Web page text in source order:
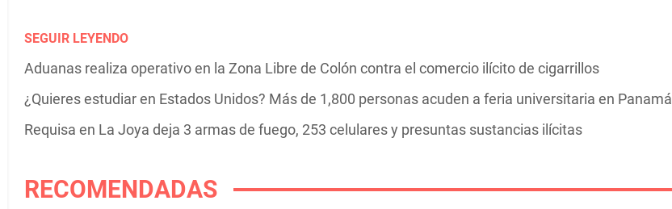
SEGUIR LEYENDO
Aduanas realiza operativo en la Zona Libre de Colón contra el comercio ilícito de cigarrillos
¿Quieres estudiar en Estados Unidos? Más de 1,800 personas acuden a feria universitaria en Panamá
Requisa en La Joya deja 3 armas de fuego, 253 celulares y presuntas sustancias ilícitas
RECOMENDADAS